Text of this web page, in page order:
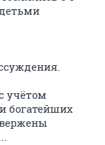
учётом
богатейших